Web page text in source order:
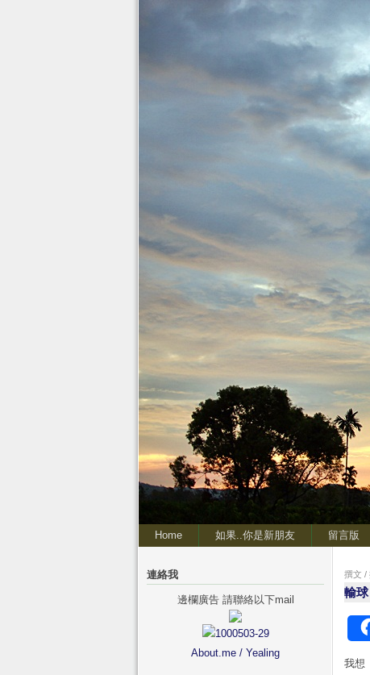
Home 如果..你是新朋友 留言版
撰文 /
輸
我想
連絡我
邊欄廣告 請聯絡以下mail
About.me / Yealing